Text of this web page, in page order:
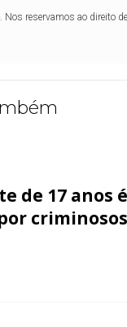
reservamos ao direito
de 17 anos